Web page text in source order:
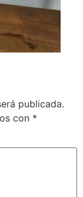
publicada.
con *